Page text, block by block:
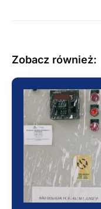
Zobacz również: